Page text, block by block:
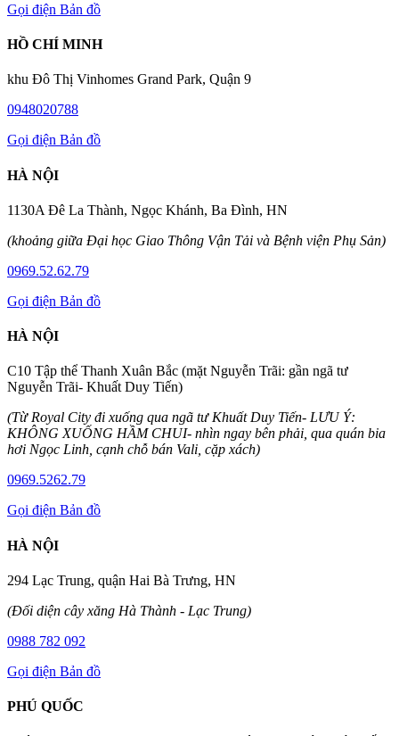
Gọi điện Bản đồ
HỒ CHÍ MINH
khu Đô Thị Vinhomes Grand Park, Quận 9
0948020788
Gọi điện Bản đồ
HÀ NỘI
1130A Đê La Thành, Ngọc Khánh, Ba Đình, HN
(khoảng giữa Đại học Giao Thông Vận Tải và Bệnh viện Phụ Sản)
0969.52.62.79
Gọi điện Bản đồ
HÀ NỘI
C10 Tập thể Thanh Xuân Bắc (mặt Nguyễn Trãi: gần ngã tư
Nguyễn Trãi- Khuất Duy Tiến)
(Từ Royal City đi xuống qua ngã tư Khuất Duy Tiến- LƯU Ý:
KHÔNG XUỐNG HẦM CHUI- nhìn ngay bên phải, qua quán bia
hơi Ngọc Linh, cạnh chỗ bán Vali, cặp xách)
0969.5262.79
Gọi điện Bản đồ
HÀ NỘI
294 Lạc Trung, quận Hai Bà Trưng, HN
(Đối diện cây xăng Hà Thành - Lạc Trung)
0988 782 092
Gọi điện Bản đồ
PHÚ QUỐC